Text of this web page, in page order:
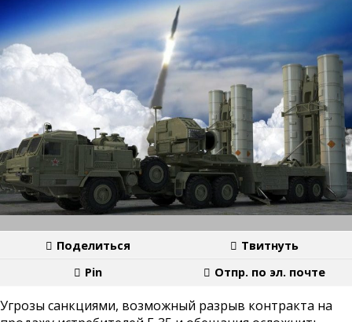
Поделиться
Твитнуть
Pin
Отпр. по эл. почте
Угрозы санкциями, возможный разрыв контракта на